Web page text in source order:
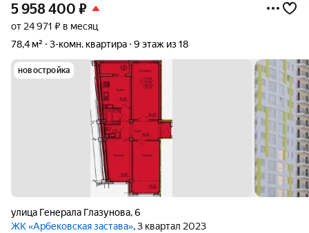
5 958 400 ₽
от 24 971 ₽ в месяц
78,4 м²
3-комн. квартира 9 этаж из 18
новостройка
улица Генерала Глазунова,6
ЖК «Арбековская застава», 3 квартал 2023